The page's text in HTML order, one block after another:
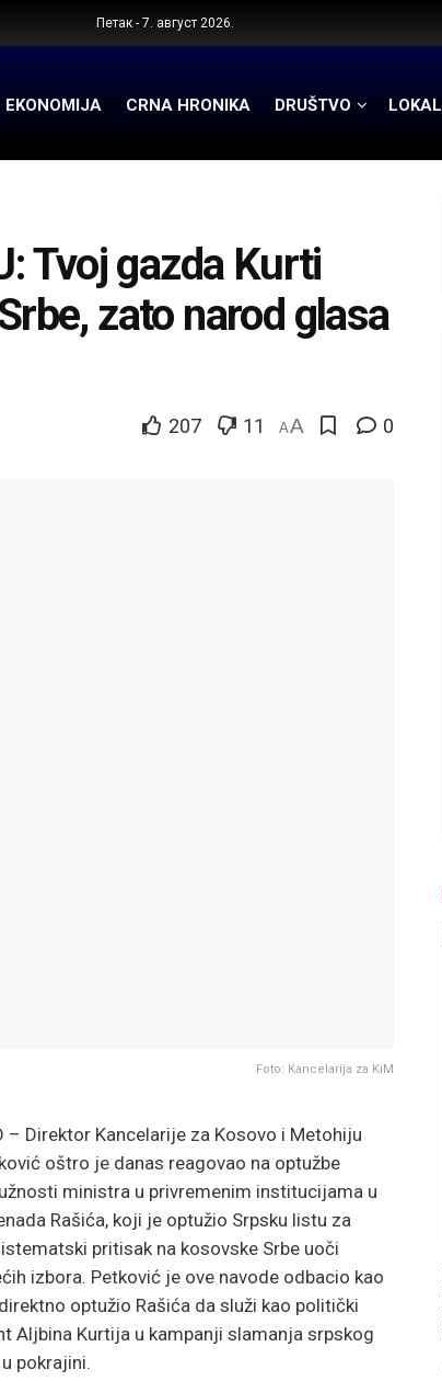
Петак - 7. август 2026.
EKONOMIJA CRNA HRONIKA DRUŠTVO LOKAL
Tvoj gazda Kurti
zato narod glasa
207 11 AA 0
Foto: Kancelarija za KiM
– Direktor Kancelarije za Kosovo i Metohiju
oštro je danas reagovao na optužbe
ministra u privremenim institucijama u
Rašića, koji je optužio Srpsku listu za
pritisak na kosovske Srbe uoči
izbora. Petković je ove navode odbacio kao
optužio Rašića da služi kao politički
Aljbina Kurtija u kampanji slamanja srpskog
pokrajini.